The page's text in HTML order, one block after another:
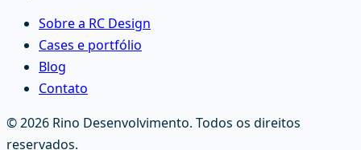
Sobre a RC Design
Cases e portfólio
Blog
Contato
©2026 Rino Desenvolvimento. Todos os direitos
reservados.